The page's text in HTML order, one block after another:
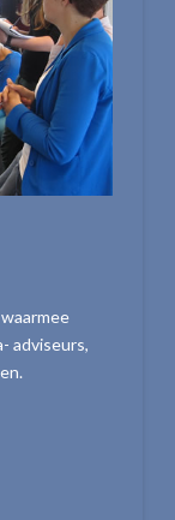
adviseurs,